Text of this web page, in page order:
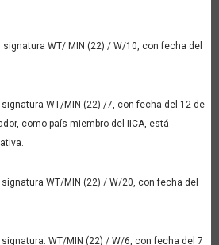
WT/ MIN (22) / W/10, con fecha del
WT/MIN (22) /7, con fecha del 12 de
como país miembro del IICA, está
WT/MIN (22) / W/20, con fecha del
WT/MIN (22) / W/6, con fecha del 7